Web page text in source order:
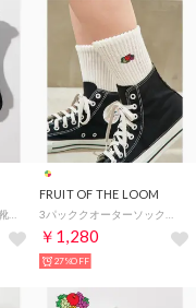
FRUIT OF THE LOOM
￥1,280
27%OFF